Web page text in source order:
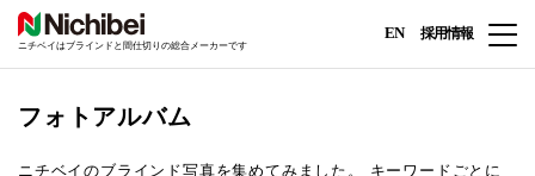
ニチベイはブラインドと間仕切りの総合メーカーです
EN 採用情報
フォトアルバム
ニチベイのブラインド写真を集めてみました。
キーワードごとに